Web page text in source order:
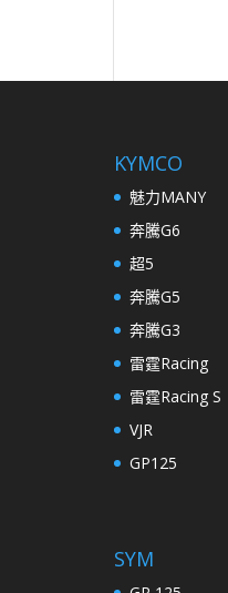
KYMCO
魅力MANY
奔騰G6
超5
奔騰G5
奔騰G3
雷霆Racing
雷霆Racing S
VJR
GP125
SYM